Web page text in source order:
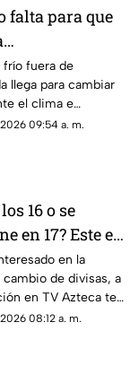
falta para que
Frente
de temporada
en agosto 2026
frío fuera de
llega para cambiar
el clima e
las lluvias en
09:54 a. m.
16 o se
en 17? Este es
del dólar en
hoy 6
de 2026
en la
de divisas, a
en TV Azteca te
cuál es el precio
08:12 a. m.